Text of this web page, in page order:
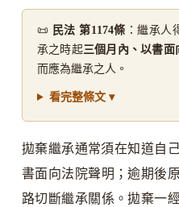
📜 民法 第1174條 ：繼承人
承之時起三個月內、以書面
而應為繼承之人。
看完整條文 ▾
拋棄繼承通常須在知道自
書面向法院聲明；逾期後
路切斷繼承關係。拋棄一